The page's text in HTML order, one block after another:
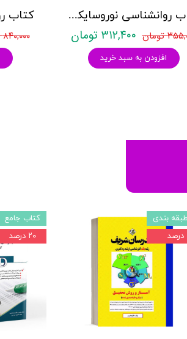
۸۴۰,۰۰۰ تومان
کتاب روانشناسی نوروسایکولوژی نشر روان آموز حمیده نامداری
تومان ۳۱۲,۴۰۰ تومان
افزودن به سبد خرید
کتاب جامع
۲۰ درصد
بندی